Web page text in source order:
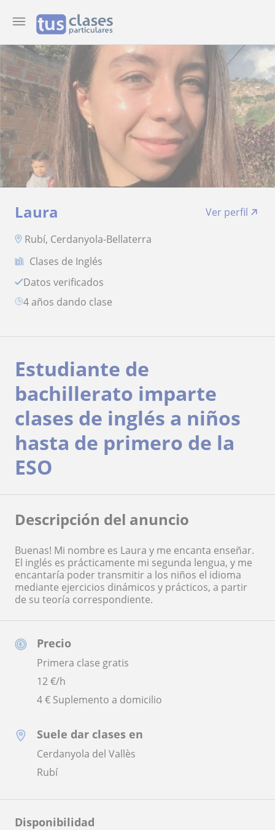
Laura
Ver perfil
Rubí, Cerdanyola-Bellaterra
Clases de Inglés
Datos verificados
4 años dando clase
Precio
Primera clase gratis
12€/h
4 € Suplemento a domicilio
Suele dar clases en
Cerdanyola del Vallès
Rubí
Disponibilidad
Estudiante de
bachillerato imparte
clases de inglés a niños
hasta de primero de la
ESO
Descripción del anuncio
Buenas! Mi nombre es Laura y me encanta enseñar.
El inglés es prácticamente mi segunda lengua, y me
encantaría poder transmitir a los niños el idioma
mediante ejercicios dinámicos y prácticos, a partir
de su teoría correspondiente.